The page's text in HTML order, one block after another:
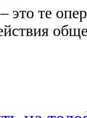
это те